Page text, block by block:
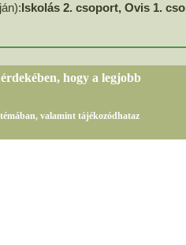
Iskolás 2. csoport, Ovis 1.
hogy a legjobb
valamint tájékozódhataz